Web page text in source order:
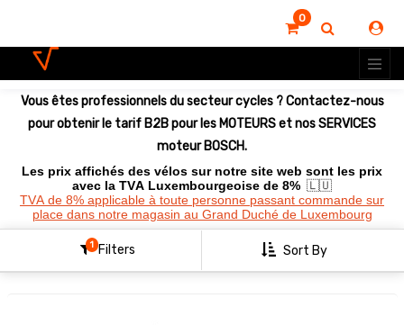
0
Vous êtes professionnels du secteur cycles ? Contactez-nous
pour obtenir le tarif B2B pour les MOTEURS et nos SERVICES
moteur BOSCH.
Les prix affichés des vélos sur notre site web sont les prix
avec la TVA Luxembourgeoise de 8% 🇱🇺
TVA de 8% applicable à toute personne passant commande sur
place dans notre magasin au Grand Duché de Luxembourg
1 Filters Sort By
options
Clear
All